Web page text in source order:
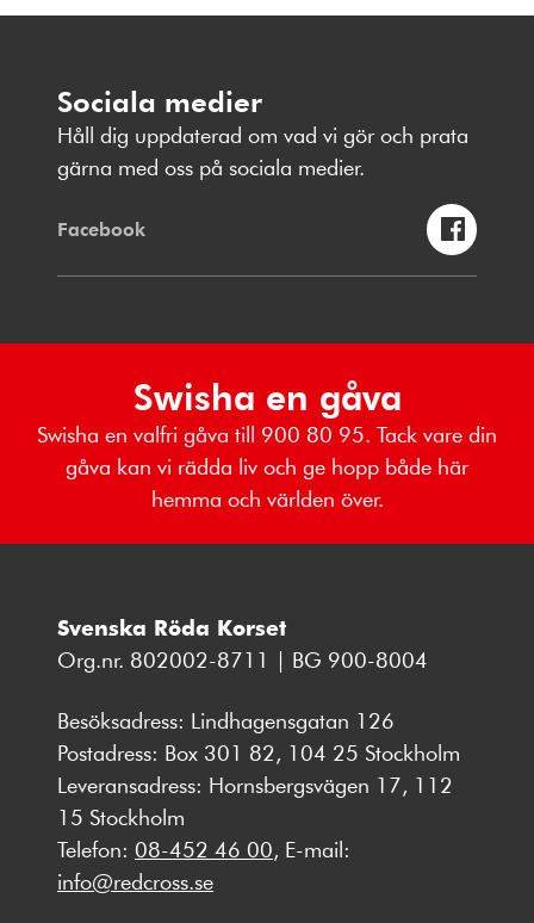
Sociala medier
Håll dig uppdaterad om vad vi gör och prata
gärna med oss på sociala medier.
Facebook
Swisha en gåva
Swisha en valfri gåva till 900 80 95. Tack vare din
gåva kan vi rädda liv och ge hopp både här
hemma och världen över.
Svenska Röda Korset
Org.nr. 802002-8711 | BG 900-8004
Besöksadress: Lindhagensgatan 126
Postadress: Box 301 82, 104 25 Stockholm
Leveransadress: Hornsbergsvägen 17, 112
15 Stockholm
Telefon: 08-452 46 00, E-mail:
info@redcross.se